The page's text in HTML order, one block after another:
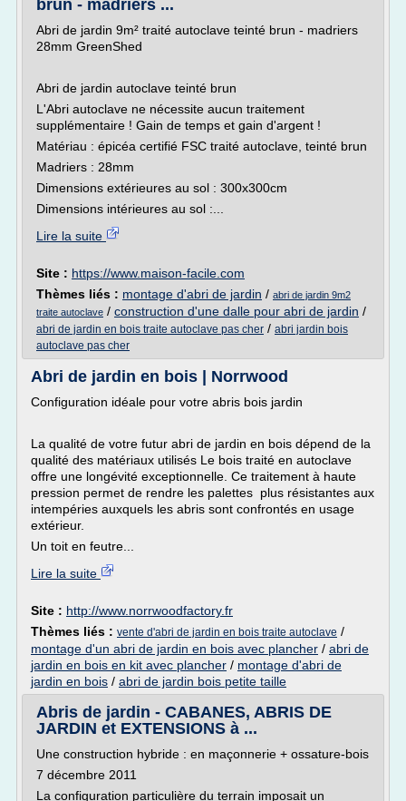
brun - madriers ...
Abri de jardin 9m² traité autoclave teinté brun - madriers
28mm GreenShed
Abri de jardin autoclave teinté brun
L'Abri autoclave ne nécessite aucun traitement
supplémentaire ! Gain de temps et gain d'argent !
Matériau : épicéa certifié FSC traité autoclave, teinté brun
Madriers : 28mm
Dimensions extérieures au sol : 300x300cm
Dimensions intérieures au sol :...
Lire la suite
Site : https://www.maison-facile.com
Thèmes liés : montage d'abri de jardin / abri de jardin 9m2
traite autoclave / construction d'une dalle pour abri de jardin /
abri de jardin en bois traite autoclave pas cher / abri jardin bois
autoclave pas cher
Abri de jardin en bois | Norrwood
Configuration idéale pour votre abris bois jardin
La qualité de votre futur abri de jardin en bois dépend de la
qualité des matériaux utilisés Le bois traité en autoclave
offre une longévité exceptionnelle. Ce traitement à haute
pression permet de rendre les palettes plus résistantes aux
intempéries auxquels les abris sont confrontés en usage
extérieur.
Un toit en feutre...
Lire la suite
Site : http://www.norrwoodfactory.fr
Thèmes liés : vente d'abri de jardin en bois traite autoclave /
montage d'un abri de jardin en bois avec plancher / abri de
jardin en bois en kit avec plancher / montage d'abri de
jardin en bois / abri de jardin bois petite taille
Abris de jardin - CABANES, ABRIS DE
JARDIN et EXTENSIONS à ...
Une construction hybride : en maçonnerie + ossature-bois
7 décembre 2011
La configuration particulière du terrain imposait un